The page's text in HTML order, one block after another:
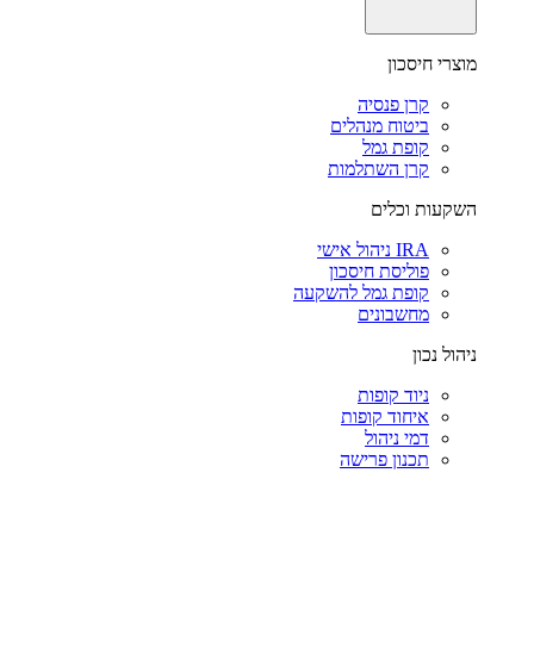
מוצרי חיסכון
קרן פנסיה
ביטוח מנהלים
קופת גמל
קרן השתלמות
השקעות וכלים
IRA ניהול אישי
פוליסת חיסכון
קופת גמל להשקעה
מחשבונים
ניהול נכון
ניוד קופות
איחוד קופות
דמי ניהול
תכנון פרישה